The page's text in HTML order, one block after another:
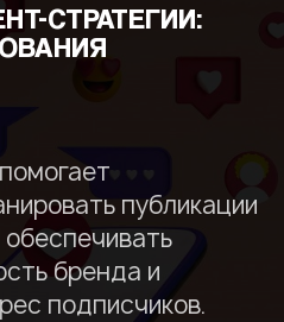
СТРАТЕГИИ:
публикации
бренда и
подписчиков.